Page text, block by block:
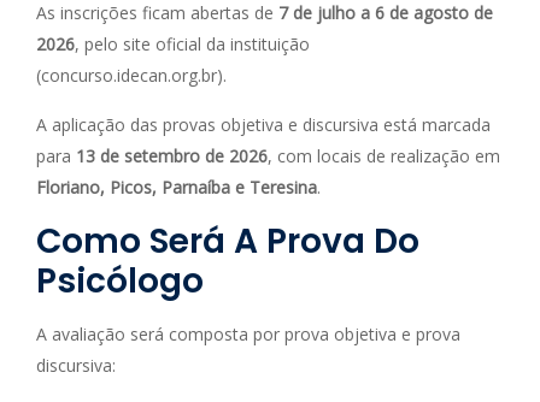
As inscrições ficam abertas de 7 de julho a 6 de agosto de
2026, pelo site oficial da instituição
(concurso.idecan.org.br).
A aplicação das provas objetiva e discursiva está marcada
para 13 de setembro de 2026, com locais de realização em
Floriano, Picos, Parnaíba e Teresina.
Como Será A Prova Do
Psicólogo
A avaliação será composta por prova objetiva e prova
discursiva: